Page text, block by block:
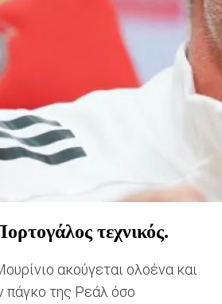
τεχνικός.
ακούγεται ολοένα και
πάγκο της Ρεάλ όσο